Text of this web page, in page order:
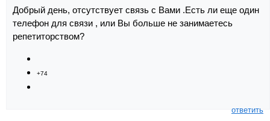
Добрый день, отсутствует связь с Вами .Есть ли еще один
телефон для связи , или Вы больше не занимаетесь
репетиторством?
+74
ответить